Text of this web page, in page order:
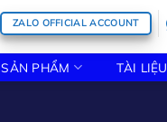
ZALO OFFICIAL ACCOUNT
SẢN PHẨM TÀI LIỆU